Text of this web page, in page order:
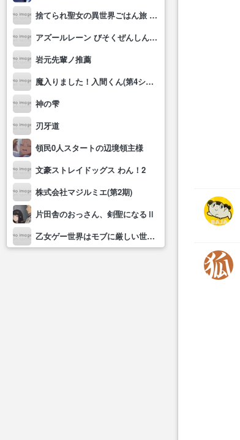
捨てられ聖女の異世界ごはん旅 隠れスキルでキャンピングカーを召喚しました
アズールレーン びそくぜんしんっ！にっ!!
岩元先輩ノ推薦
魔入りました！入間くん(第4シリーズ)
神の雫
刃牙道
領民0人スタートの辺境領主様
文豪ストレイドッグス わん！2
株式会社マジルミエ(第2期)
片田舎のおっさん、剣聖になるⅡ
乙女ゲー世界はモブに厳しい世界です2